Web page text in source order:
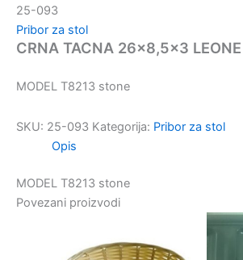
25-093
Pribor za stol
CRNA TACNA 26×8,5×3
MODEL T8213 stone
SKU: 25-093 Kategorija: Pribor za stol
Opis
MODEL T8213 stone
Povezani proizvodi